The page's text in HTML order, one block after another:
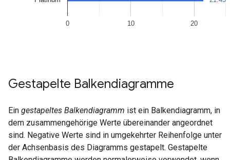
Gestapelte Balkendiagramme
Ein gestapeltes Balkendiagramm ist ein Balkendiagramm, in
dem zusammengehörige Werte übereinander angeordnet
sind. Negative Werte sind in umgekehrter Reihenfolge unter
der Achsenbasis des Diagramms gestapelt. Gestapelte